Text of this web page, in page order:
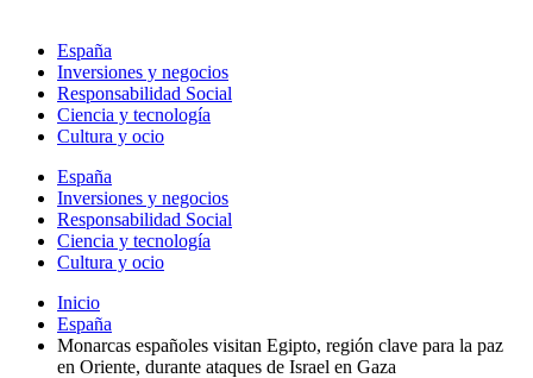
España
Inversiones y negocios
Responsabilidad Social
Ciencia y tecnología
Cultura y ocio
España
Inversiones y negocios
Responsabilidad Social
Ciencia y tecnología
Cultura y ocio
Inicio
España
Monarcas españoles visitan Egipto, región clave para la paz
en Oriente, durante ataques de Israel en Gaza